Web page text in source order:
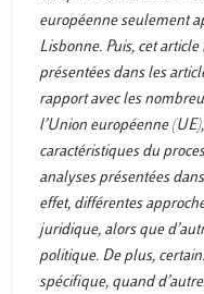
européenne seulement
Lisbonne. Puis, cet
présentées dans les
rapport avec les
l’Union européenne
caractéristiques du
analyses présentées
effet, différentes
juridique, alors que
politique. De plus,
spécifique, quand